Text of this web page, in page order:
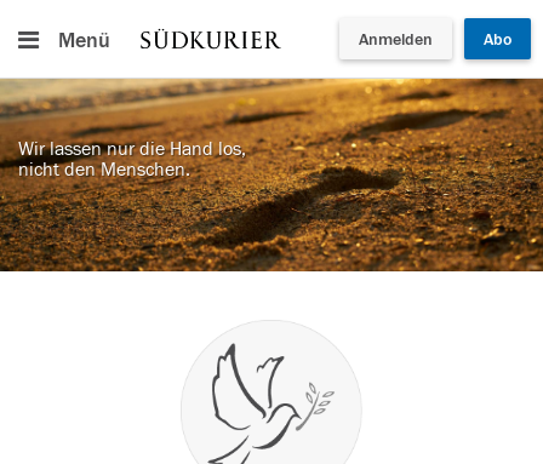
Menü Anmelden Abo
Wir lassen nur die Hand los,
nicht den Menschen.